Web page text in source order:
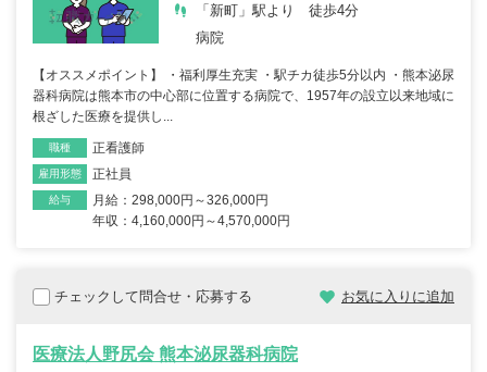
「新町」駅より 徒歩4分
病院
【オススメポイント】 ・福利厚生充実 ・駅チカ徒歩5分以内 ・熊本泌尿
器科病院は熊本市の中心部に位置する病院で、1957年の設立以来地域に
根ざした医療を提供し...
職種 正看護師
雇用形態 正社員
給与
月給：298,000円～326,000円
年収：4,160,000円～4,570,000円
チェックして問合せ・応募する お気に入りに追加
医療法人野尻会 熊本泌尿器科病院